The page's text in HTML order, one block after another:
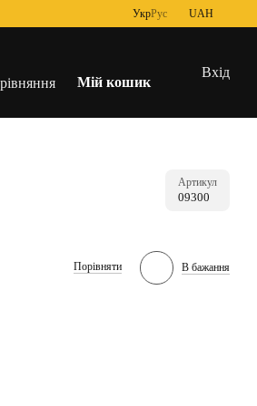
УкрРус UAH
Мій кошик
Вхід
Артикул
09300
Порівняти В бажання